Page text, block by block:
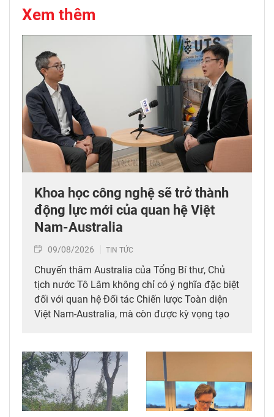
Xem thêm
Khoa học công nghệ sẽ trở thành
động lực mới của quan hệ Việt
Nam-Australia
09/08/2026 TIN TỨC
Chuyến thăm Australia của Tổng Bí thư, Chủ
tịch nước Tô Lâm không chỉ có ý nghĩa đặc biệt
đối với quan hệ Đối tác Chiến lược Toàn diện
Việt Nam-Australia, mà còn được kỳ vọng tạo